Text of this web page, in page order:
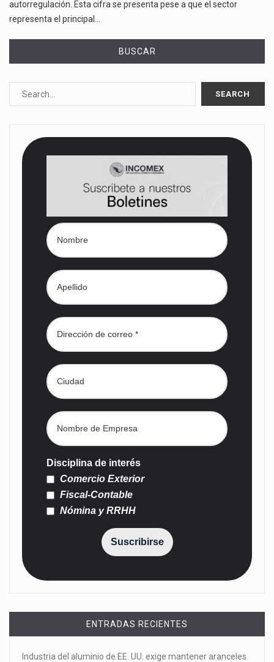
autorregulación. Esta cifra se presenta pese a que el sector
representa el principal…
BUSCAR
Disciplina de interés
Comercio Exterior
Fiscal-Contable
Nómina y RRHH
Suscribirse
ENTRADAS RECIENTES
Industria del aluminio de EE. UU. exige mantener aranceles